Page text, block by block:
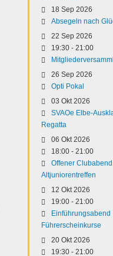
18 Sep 2026
Absegeln nach
22 Sep 2026
19:30 - 21:00
26 Sep 2026
Opti Pokal
03 Okt 2026
SVAOe Elbe-
Regatta
06 Okt 2026
18:00 - 21:00
Offener
Altjuniorentreffen
12 Okt 2026
19:00 - 21:00
Einführungsabend
Führerscheinkurse
20 Okt 2026
19:30 - 21:00